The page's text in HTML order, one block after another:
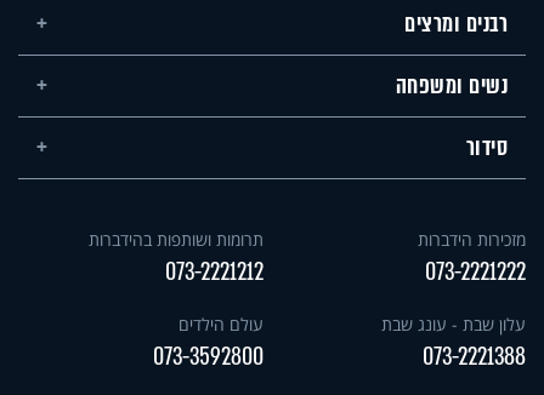
רבנים ומרצים
נשים ומשפחה
סידור
מזכירות הידברות
073-2221222
תרומות ושותפות בהידברות
073-2221212
עלון שבת - עונג שבת
073-2221388
עולם הילדים
073-3592800